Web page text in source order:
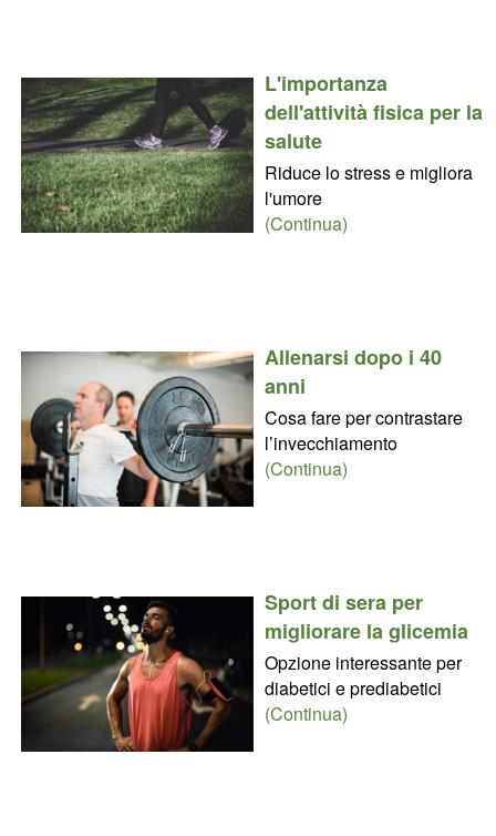
L'importanza
dell'attività fisica per la
salute
Riduce lo stress e migliora
l'umore
(Continua)
Allenarsi dopo i 40
anni
Cosa fare per contrastare
l’invecchiamento
(Continua)
Sport di sera per
migliorare la glicemia
Opzione interessante per
diabetici e prediabetici
(Continua)